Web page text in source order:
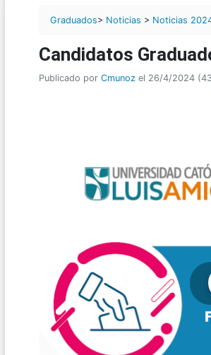
Graduados> Noticias > Noticias
Candidatos
Publicado por Cmunoz el 26/4/2024